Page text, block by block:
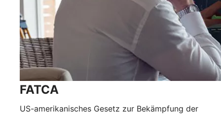
FATCA
US-amerikanisches Gesetz zur Bekämpfung der